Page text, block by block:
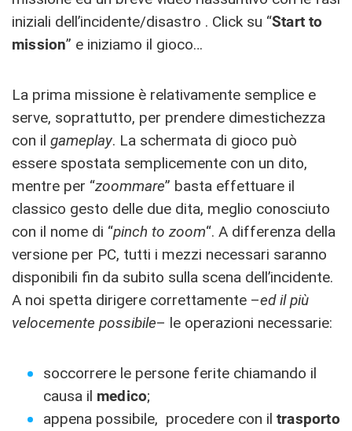
iniziali dell’incidente/disastro . Click su “Start to
mission” e iniziamo il gioco…
La prima missione è relativamente semplice e
serve, soprattutto, per prendere dimestichezza
con il gameplay. La schermata di gioco può
essere spostata semplicemente con un dito,
mentre per “zoommare” basta effettuare il
classico gesto delle due dita, meglio conosciuto
con il nome di “pinch to zoom“. A differenza della
versione per PC, tutti i mezzi necessari saranno
disponibili fin da subito sulla scena dell’incidente.
A noi spetta dirigere correttamente –ed il più
velocemente possibile– le operazioni necessarie:
soccorrere le persone ferite chiamando il
causa il medico;
appena possibile, procedere con il trasporto